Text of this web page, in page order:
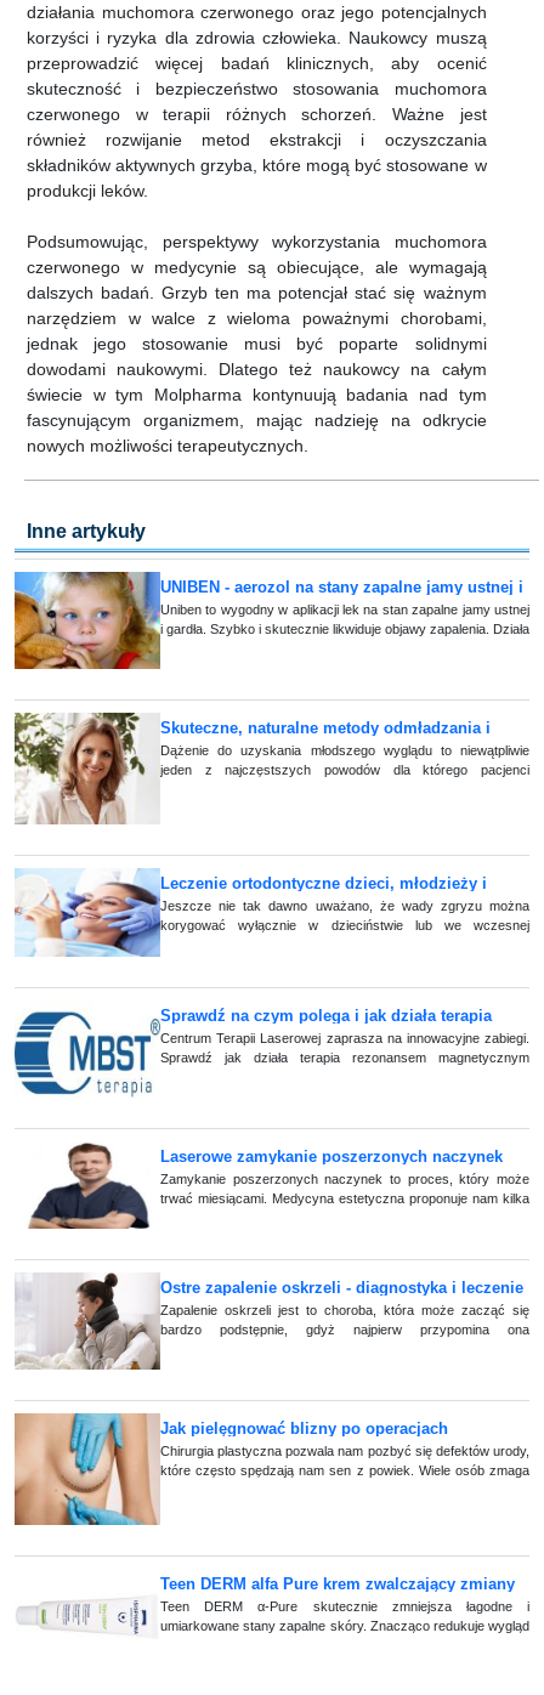
działania muchomora czerwonego oraz jego potencjalnych
korzyści i ryzyka dla zdrowia człowieka. Naukowcy muszą
przeprowadzić więcej badań klinicznych, aby ocenić
skuteczność i bezpieczeństwo stosowania muchomora
czerwonego w terapii różnych schorzeń. Ważne jest
również rozwijanie metod ekstrakcji i oczyszczania
składników aktywnych grzyba, które mogą być stosowane w
produkcji leków.
Podsumowując, perspektywy wykorzystania muchomora
czerwonego w medycynie są obiecujące, ale wymagają
dalszych badań. Grzyb ten ma potencjał stać się ważnym
narzędziem w walce z wieloma poważnymi chorobami,
jednak jego stosowanie musi być poparte solidnymi
dowodami naukowymi. Dlatego też naukowcy na całym
świecie w tym Molpharma kontynuują badania nad tym
fascynującym organizmem, mając nadzieję na odkrycie
nowych możliwości terapeutycznych.
Inne artykuły
UNIBEN - aerozol na stany zapalne jamy ustnej i
gardła
Uniben to wygodny w aplikacji lek na stan zapalne jamy ustnej
i gardła. Szybko i skutecznie likwiduje objawy zapalenia. Działa
Skuteczne, naturalne metody odmładzania i
rewitalizacji skóry
Dążenie do uzyskania młodszego wyglądu to niewątpliwie
jeden z najczęstszych powodów dla którego pacjenci
Leczenie ortodontyczne dzieci, młodzieży i
dorosłych
Jeszcze nie tak dawno uważano, że wady zgryzu można
korygować wyłącznie w dzieciństwie lub we wczesnej
Sprawdź na czym polega i jak działa terapia
rezonansem magnetycznym MBST
Centrum Terapii Laserowej zaprasza na innowacyjne zabiegi.
Sprawdź jak działa terapia rezonansem magnetycznym
Laserowe zamykanie poszerzonych naczynek
Zamykanie poszerzonych naczynek to proces, który może
trwać miesiącami. Medycyna estetyczna proponuje nam kilka
Ostre zapalenie oskrzeli - diagnostyka i leczenie
Zapalenie oskrzeli jest to choroba, która może zacząć się
bardzo podstępnie, gdyż najpierw przypomina ona
Jak pielęgnować blizny po operacjach
plastycznych
Chirurgia plastyczna pozwala nam pozbyć się defektów urody,
które często spędzają nam sen z powiek. Wiele osób zmaga
Teen DERM alfa Pure krem zwalczający zmiany
zapalne skóry trądzikowej
Teen DERM α-Pure skutecznie zmniejsza łagodne i
umiarkowane stany zapalne skóry. Znacząco redukuje wygląd